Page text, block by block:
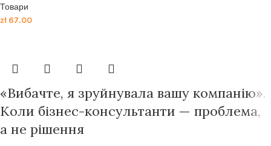
Товари
zł 67.00
«Вибачте, я зруйнувала вашу компанію».
Коли бізнес-консультанти — проблема,
а не рішення